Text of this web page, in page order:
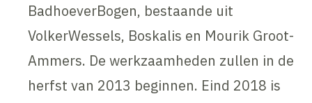
BadhoeverBogen, bestaande uit
VolkerWessels, Boskalis en Mourik Groot-
Ammers. De werkzaamheden zullen in de
herfst van 2013 beginnen. Eind 2018 is